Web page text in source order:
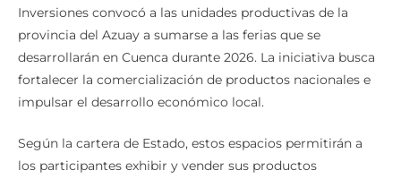
Inversiones convocó a las unidades productivas de la
provincia del Azuay a sumarse a las ferias que se
desarrollarán en Cuenca durante 2026. La iniciativa busca
fortalecer la comercialización de productos nacionales e
impulsar el desarrollo económico local.
Según la cartera de Estado, estos espacios permitirán a
los participantes exhibir y vender sus productos